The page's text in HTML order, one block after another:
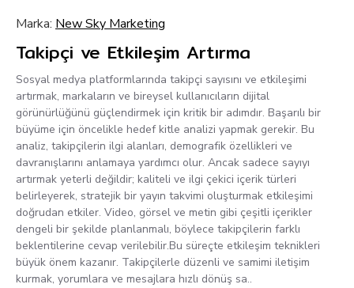
Marka: New Sky Marketing
Takipçi ve Etkileşim Artırma
Sosyal medya platformlarında takipçi sayısını ve etkileşimi
artırmak, markaların ve bireysel kullanıcıların dijital
görünürlüğünü güçlendirmek için kritik bir adımdır. Başarılı bir
büyüme için öncelikle hedef kitle analizi yapmak gerekir. Bu
analiz, takipçilerin ilgi alanları, demografik özellikleri ve
davranışlarını anlamaya yardımcı olur. Ancak sadece sayıyı
artırmak yeterli değildir; kaliteli ve ilgi çekici içerik türleri
belirleyerek, stratejik bir yayın takvimi oluşturmak etkileşimi
doğrudan etkiler. Video, görsel ve metin gibi çeşitli içerikler
dengeli bir şekilde planlanmalı, böylece takipçilerin farklı
beklentilerine cevap verilebilir.Bu süreçte etkileşim teknikleri
büyük önem kazanır. Takipçilerle düzenli ve samimi iletişim
kurmak, yorumlara ve mesajlara hızlı dönüş sa..